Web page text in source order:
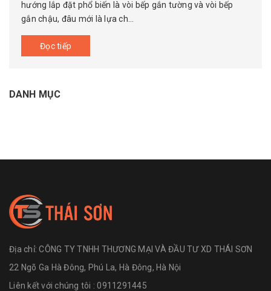
hướng lắp đặt phổ biến là vòi bếp gắn tường và vòi bếp
gắn chậu, đâu mới là lựa ch...
Đọc tiếp
DANH MỤC
Địa chỉ:CÔNG TY TNHH THƯƠNG MẠI VÀ ĐẦU TƯ XD THÁI SƠN
22 Ngõ Ga Hà Đông, Phú La, Hà Đông, Hà Nội
Liên kết với chúng tôi : 0911291445